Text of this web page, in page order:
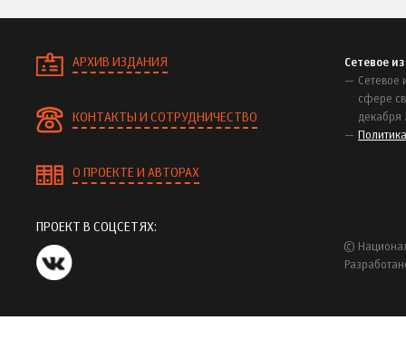
АРХИВ ИЗДАНИЯ
КОНТАКТЫ И СОТРУДНИЧЕСТВО
О ПРОЕКТЕ И АВТОРАХ
Сетевое
Сетевое
сфере
декабря
ПРОЕКТ В СОЦСЕТЯХ:
©